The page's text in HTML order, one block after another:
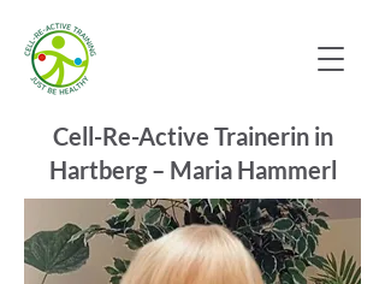
Cell-Re-Active Trainerin in
Hartberg – Maria Hammerl